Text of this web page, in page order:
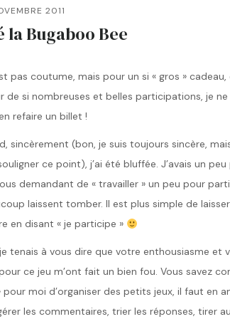
2011
la Bugaboo Bee
pas coutume, mais pour un si « gros » cadeau,
de si nombreuses et belles participations, je ne
refaire un billet !
sincèrement (bon, je suis toujours sincère,
ce point), j’ai été bluffée. J’avais un peu
demandant de « travailler » un peu pour
laissent tomber. Il est plus simple de
en disant « je participe »
tenais à vous dire que votre enthousiasme et
ce jeu m’ont fait un bien fou. Vous savez
pour moi d’organiser des petits jeux, il faut en
les commentaires, trier les réponses, tirer